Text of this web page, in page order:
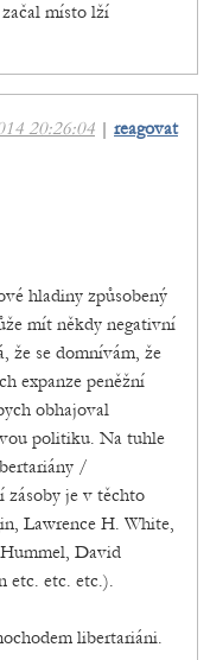
místo lží
20:26:04 | reagovat
hladiny způsobený
mít někdy negativní
že se domnívám, že
expanze peněžní
obhajoval
politiku. Na tuhle
/
zásoby je v těchto
Lawrence H. White,
David
etc. etc. etc.).
libertariáni.